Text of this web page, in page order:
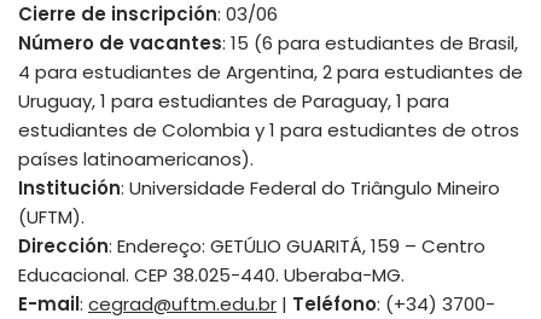
Cierre de inscripción: 03/06
Número de vacantes: 15 (6 para estudiantes de Brasil,
4 para estudiantes de Argentina, 2 para estudiantes de
Uruguay, 1 para estudiantes de Paraguay, 1 para
estudiantes de Colombia y 1 para estudiantes de otros
países latinoamericanos).
Institución: Universidade Federal do Triângulo Mineiro
(UFTM).
Dirección: Endereço: GETÚLIO GUARITÁ, 159 – Centro
Educacional. CEP 38.025-440. Uberaba-MG.
E-mail: cegrad@uftm.edu.br | Teléfono: (+34) 3700-